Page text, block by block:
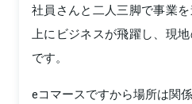
社員さんと二人三脚で事業
上にビジネスが飛躍し、現
です。
eコマースですから場所は関